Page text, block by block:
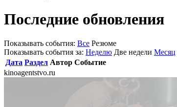
Последние обновления
Показывать события: Все Резюме
Показывать события за: Неделю Две недели Месяц
Дата Раздел Автор Событие
kinoagentstvo.ru